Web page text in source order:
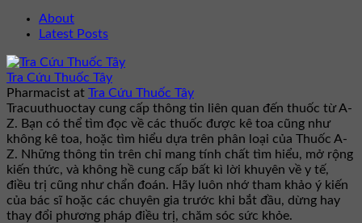
About
Latest Posts
Tra Cứu Thuốc Tây
Pharmacist at Tra Cứu Thuốc Tây
Tracuuthuoctay cung cấp thông tin liên quan đến thuốc từ A-
Z. Bạn có thể tìm đọc về các thuốc được kê toa cũng như
không kê toa, hoặc tìm hiểu dựa trên phân loại của Thuốc A-
Z. Những thông tin trên chỉ mang tính chất tìm hiểu, mở rộng
kiến thức, và không hề cung cấp bất kì lời khuyên về y tế,
điều trị cũng như chẩn đoán. Hãy luôn nhớ tham khảo ý kiến
của bác sĩ hoặc các chuyên gia trước khi bắt đầu, dừng hay
thay đổi phương pháp điều trị, chăm sóc sức khỏe.